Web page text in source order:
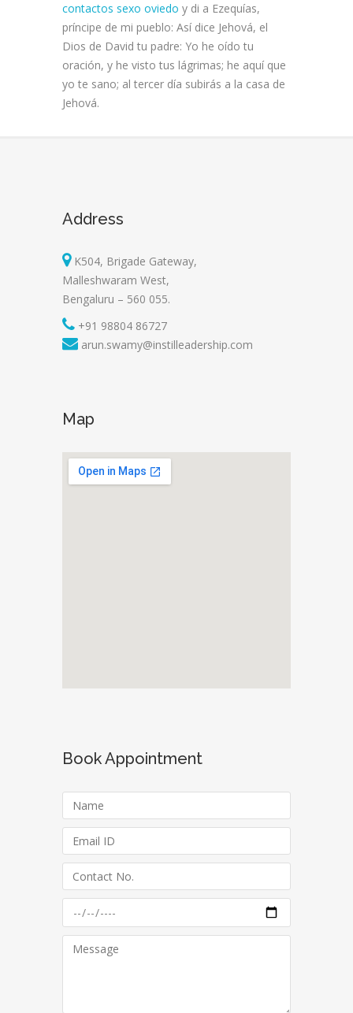
contactos sexo oviedo y di a Ezequías,
príncipe de mi pueblo: Así dice Jehová, el
Dios de David tu padre: Yo he oído tu
oración, y he visto tus lágrimas; he aquí que
yo te sano; al tercer día subirás a la casa de
Jehová.
Address
K504, Brigade Gateway,
Malleshwaram West,
Bengaluru – 560 055.
+91 98804 86727
arun.swamy@instilleadership.com
Map
Book Appointment